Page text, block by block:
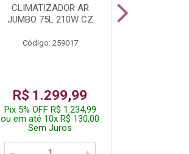
CLIMATIZADOR AR
JUMBO 75L 210W CZ
Código: 259017
R$ 1.299,99
Pix 5% OFF R$ 1.234,99
ou em até 10x R$ 130,00
Sem Juros